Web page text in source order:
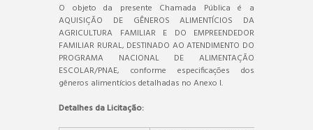
O objeto da presente Chamada Pública é a
AQUISIÇÃO DE GÊNEROS ALIMENTÍCIOS DA
AGRICULTURA FAMILIAR E DO EMPREENDEDOR
FAMILIAR RURAL, DESTINADO AO ATENDIMENTO DO
PROGRAMA NACIONAL DE ALIMENTAÇÃO
ESCOLAR/PNAE, conforme especificações dos
gêneros alimentícios detalhadas no Anexo I.
Detalhes da Licitação: